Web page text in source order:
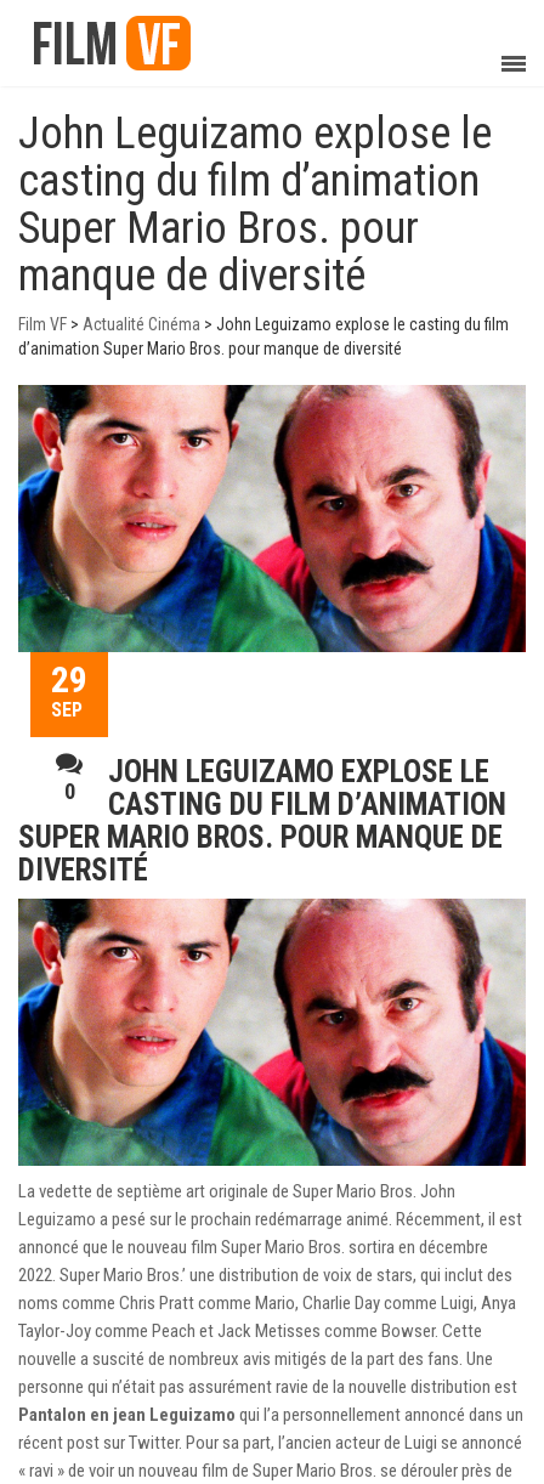
John Leguizamo explose le
casting du film d’animation
Super Mario Bros. pour
manque de diversité
Film VF > Actualité Cinéma > John Leguizamo explose le casting du film
d’animation Super Mario Bros. pour manque de diversité
29
SEP
0
JOHN LEGUIZAMO EXPLOSE LE
CASTING DU FILM D’ANIMATION
SUPER MARIO BROS. POUR MANQUE DE
DIVERSITÉ
La vedette de septième art originale de Super Mario Bros. John
Leguizamo a pesé sur le prochain redémarrage animé. Récemment, il est
annoncé que le nouveau film Super Mario Bros. sortira en décembre
2022. Super Mario Bros.’ une distribution de voix de stars, qui inclut des
noms comme Chris Pratt comme Mario, Charlie Day comme Luigi, Anya
Taylor-Joy comme Peach et Jack Metisses comme Bowser. Cette
nouvelle a suscité de nombreux avis mitigés de la part des fans. Une
personne qui n’était pas assurément ravie de la nouvelle distribution est
Pantalon en jean Leguizamo qui l’a personnellement annoncé dans un
récent post sur Twitter. Pour sa part, l’ancien acteur de Luigi se annoncé
« ravi » de voir un nouveau film de Super Mario Bros. se dérouler près de